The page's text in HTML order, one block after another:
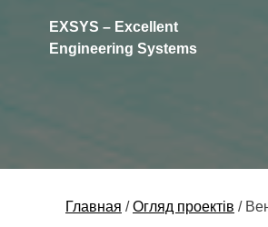
EXSYS – Excellent
Engineering Systems
Главная /Огляд проектів /